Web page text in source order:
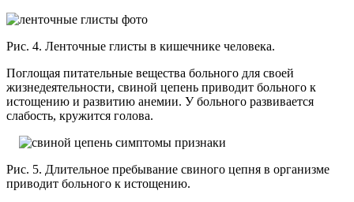
Рис. 4. Ленточные глисты в кишечнике человека.
Поглощая питательные вещества больного для своей
жизнедеятельности, свиной цепень приводит больного к
истощению и развитию анемии. У больного развивается
слабость, кружится голова.
Рис. 5. Длительное пребывание свиного цепня в организме
приводит больного к истощению.